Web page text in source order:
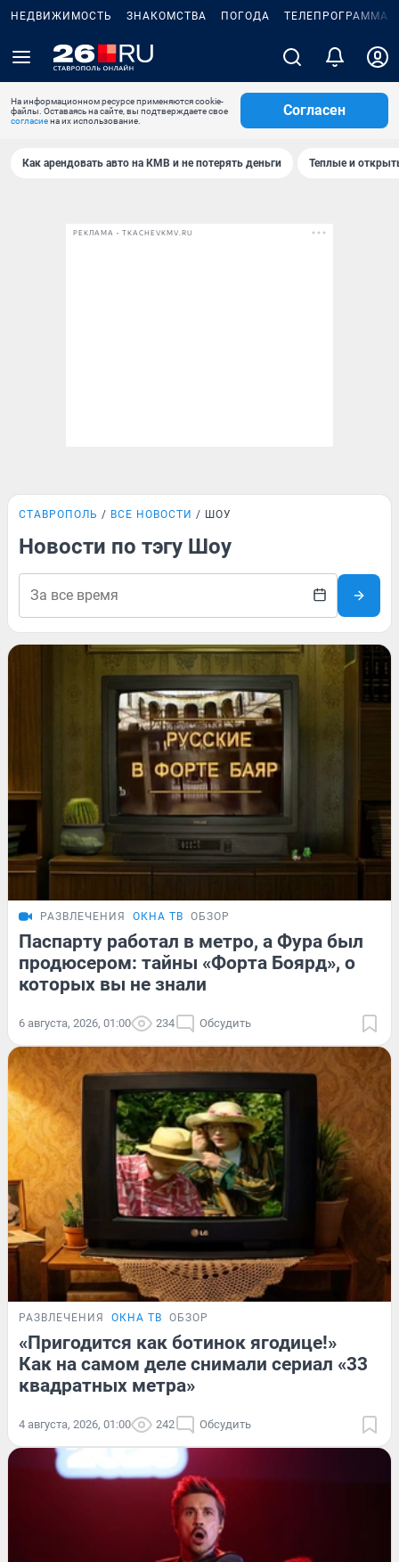
НЕДВИЖИМОСТЬ ЗНАКОМСТВА ПОГОДА ТЕЛЕПРОГРАММА
На информационном ресурсе применяются cookie-
файлы. Оставаясь на сайте, вы подтверждаете свое
согласиена их использование.
Согласен
Как арендовать авто на КМВ и не потерять деньги Теплые и
РЕКЛАМА • TKACHEVKMV.RU
СТАВРОПОЛЬ ВСЕ НОВОСТИ ШОУ
Новости по тэгу Шоу
РАЗВЛЕЧЕНИЯ ОКНА ТВ ОБЗОР
Паспарту работал в метро, а Фура был
продюсером: тайны «Форта Боярд», о
которых вы не знали
6 августа, 2026, 01:00 234 Обсудить
РАЗВЛЕЧЕНИЯ ОКНА ТВ ОБЗОР
«Пригодится как ботинок ягодице!»
Как на самом деле снимали сериал «33
квадратных метра»
4 августа, 2026, 01:00 242 Обсудить